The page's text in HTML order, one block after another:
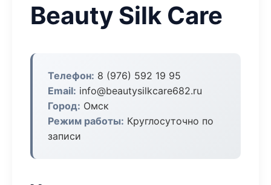
Beauty Silk Care
Телефон: 8 (976) 592 19 95
Email: info@beautysilkcare682.ru
Город: Омск
Режим работы: Круглосуточно по
записи